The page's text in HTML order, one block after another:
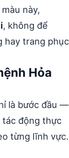
này,
, không để
hay trang phục
Hỏa
là bước đầu —
tác động thực
từng lĩnh vực.